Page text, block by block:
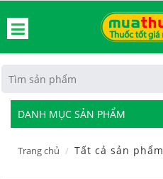
DANH MỤC SẢN PHẨM
Trang chủ Tất cả sản phẩm